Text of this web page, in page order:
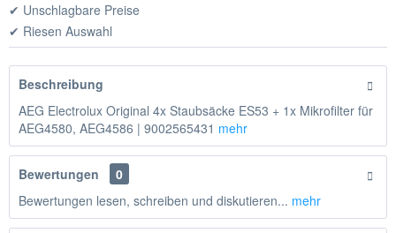
✔ Unschlagbare Preise
✔ Riesen Auswahl
Beschreibung
AEG Electrolux Original 4x Staubsäcke ES53 + 1x Mikrofilter für
AEG4580, AEG4586 | 9002565431 mehr
Bewertungen
0
Bewertungen lesen, schreiben und diskutieren... mehr